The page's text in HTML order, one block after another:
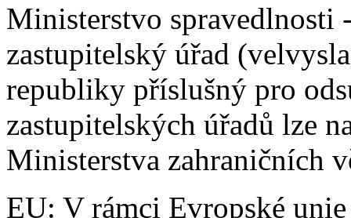
Ministerstvo spravedlnosti
zastupitelský úřad
republiky příslušný pro
zastupitelských úřadů lze
Ministerstva zahraničních
EU: V rámci Evropské